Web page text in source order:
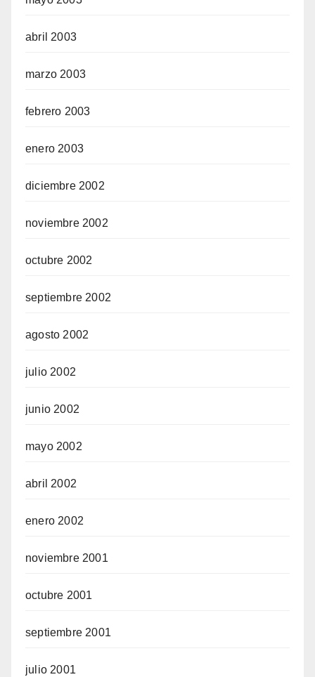
abril 2003
marzo 2003
febrero 2003
enero 2003
diciembre 2002
noviembre 2002
octubre 2002
septiembre 2002
agosto 2002
julio 2002
junio 2002
mayo 2002
abril 2002
enero 2002
noviembre 2001
octubre 2001
septiembre 2001
julio 2001